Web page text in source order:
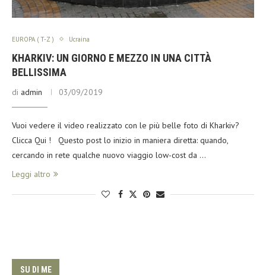
EUROPA ( T-Z ) Ucraina
KHARKIV: UN GIORNO E MEZZO IN UNA CITTÀ
BELLISSIMA
di admin 03/09/2019
Vuoi vedere il video realizzato con le più belle foto di Kharkiv?
Clicca Qui ! Questo post lo inizio in maniera diretta: quando,
cercando in rete qualche nuovo viaggio low-cost da …
Leggi altro
SU DI ME